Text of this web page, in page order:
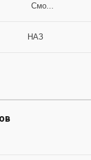
Смо...
НАЗ